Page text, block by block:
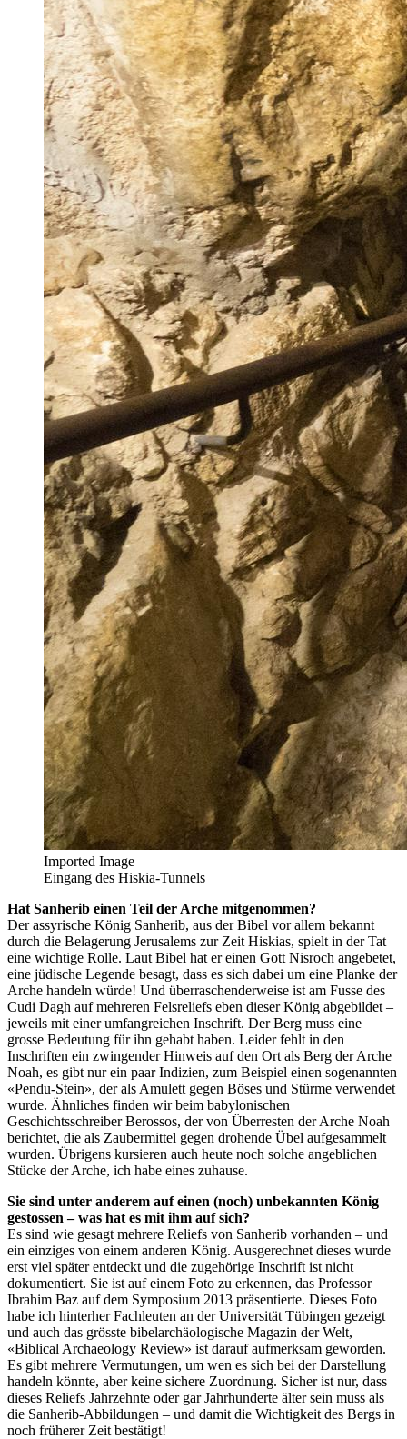
Imported Image
Eingang des Hiskia-Tunnels
Hat Sanherib einen Teil der Arche mitgenommen?
Der assyrische König Sanherib, aus der Bibel vor allem bekannt
durch die Belagerung Jerusalems zur Zeit Hiskias, spielt in der Tat
eine wichtige Rolle. Laut Bibel hat er einen Gott Nisroch angebetet,
eine jüdische Legende besagt, dass es sich dabei um eine Planke der
Arche handeln würde! Und überraschenderweise ist am Fusse des
Cudi Dagh auf mehreren Felsreliefs eben dieser König abgebildet –
jeweils mit einer umfangreichen Inschrift. Der Berg muss eine
grosse Bedeutung für ihn gehabt haben. Leider fehlt in den
Inschriften ein zwingender Hinweis auf den Ort als Berg der Arche
Noah, es gibt nur ein paar Indizien, zum Beispiel einen sogenannten
«Pendu-Stein», der als Amulett gegen Böses und Stürme verwendet
wurde. Ähnliches finden wir beim babylonischen
Geschichtsschreiber Berossos, der von Überresten der Arche Noah
berichtet, die als Zaubermittel gegen drohende Übel aufgesammelt
wurden. Übrigens kursieren auch heute noch solche angeblichen
Stücke der Arche, ich habe eines zuhause.
Sie sind unter anderem auf einen (noch) unbekannten König
gestossen – was hat es mit ihm auf sich?
Es sind wie gesagt mehrere Reliefs von Sanherib vorhanden – und
ein einziges von einem anderen König. Ausgerechnet dieses wurde
erst viel später entdeckt und die zugehörige Inschrift ist nicht
dokumentiert. Sie ist auf einem Foto zu erkennen, das Professor
Ibrahim Baz auf dem Symposium 2013 präsentierte. Dieses Foto
habe ich hinterher Fachleuten an der Universität Tübingen gezeigt
und auch das grösste bibelarchäologische Magazin der Welt,
«Biblical Archaeology Review» ist darauf aufmerksam geworden.
Es gibt mehrere Vermutungen, um wen es sich bei der Darstellung
handeln könnte, aber keine sichere Zuordnung. Sicher ist nur, dass
dieses Reliefs Jahrzehnte oder gar Jahrhunderte älter sein muss als
die Sanherib-Abbildungen – und damit die Wichtigkeit des Bergs in
noch früherer Zeit bestätigt!